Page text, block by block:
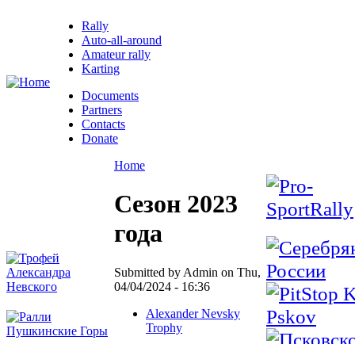
Rally
Auto-all-around
Amateur rally
Karting
Documents
Partners
Contacts
Donate
Home
Сезон 2023
года
Submitted by Admin on Thu,
04/04/2024 - 16:36
Alexander Nevsky
Trophy